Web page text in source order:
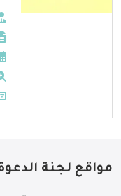
مواقع لجنة الدعوة